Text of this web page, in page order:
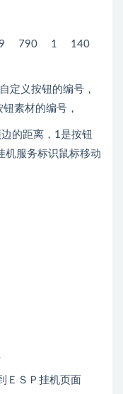
790 1 140
定义按钮的编号，
素材的编号，
的距离，1是按钮
服务标识鼠标移动
ＥＳＰ挂机页面